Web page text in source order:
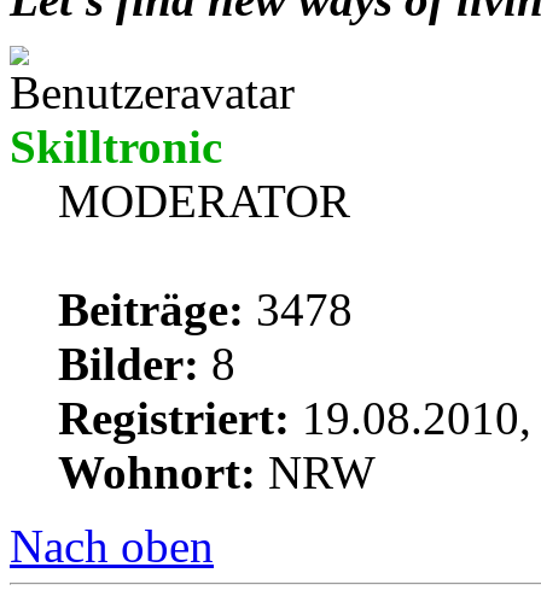
Skilltronic
MODERATOR
Beiträge: 3478
Bilder: 8
Registriert:
Wohnort: NRW
Nach oben